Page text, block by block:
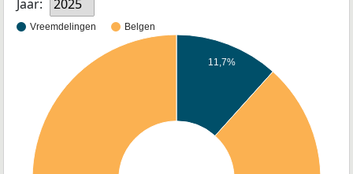
Jaar: 2025
Vreemdelingen Belgen
11,7%